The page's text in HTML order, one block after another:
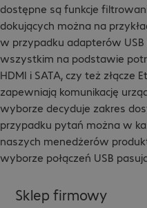
dostępne są funkcje
dokujących można na
w przypadku adapterów
wszystkim na podstawie
HDMI i SATA, czy też złącze
zapewniają komunikację
wyborze decyduje zakres
przypadku pytań można w
naszych menedżerów
wyborze połączeń USB
Sklep firmowy